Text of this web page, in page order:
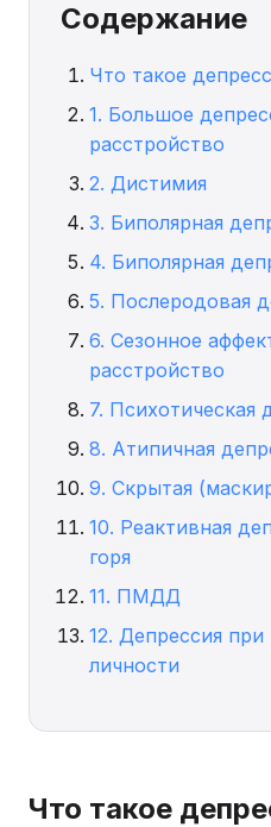
Содержание
Что такое
1. Большое
расстройство
2. Дистимия
3. Биполярная
4. Биполярная
5. Послеродовая
6. Сезонное
расстройство
7. Психотическая
8. Атипичная
9. Скрытая
10. Реактивная
горя
11. ПМДД
12. Депрессия при
личности
Что такое